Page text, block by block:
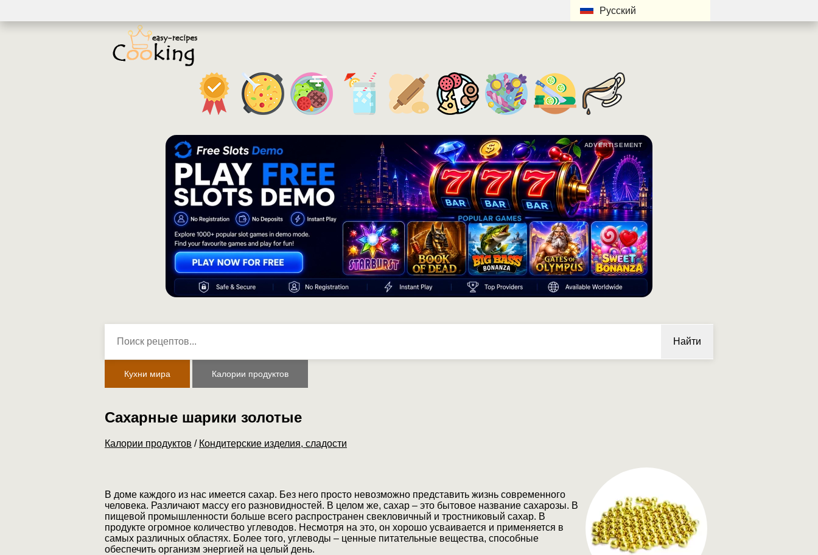
Русский
ADVERTISEMENT
Найти
Кухни мира Калории продуктов
Сахарные шарики золотые
Калории продуктов / Кондитерские изделия, сладости
В доме каждого из нас имеется сахар. Без него просто невозможно представить жизнь современного
человека. Различают массу его разновидностей. В целом же, сахар – это бытовое название сахарозы. В
пищевой промышленности больше всего распространен свекловичный и тростниковый сахар. В
продукте огромное количество углеводов. Несмотря на это, он хорошо усваивается и применяется в
самых различных областях. Более того, углеводы – ценные питательные вещества, способные
обеспечить организм энергией на целый день.